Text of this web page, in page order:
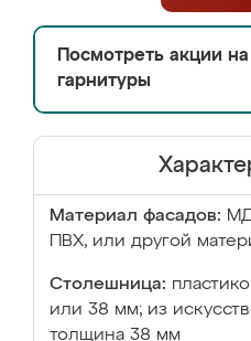
Посмотреть акции
гарнитуры
Материал фасадов:
ПВХ, или другой
Столешница:
или 38 мм; из
толщина 38 мм